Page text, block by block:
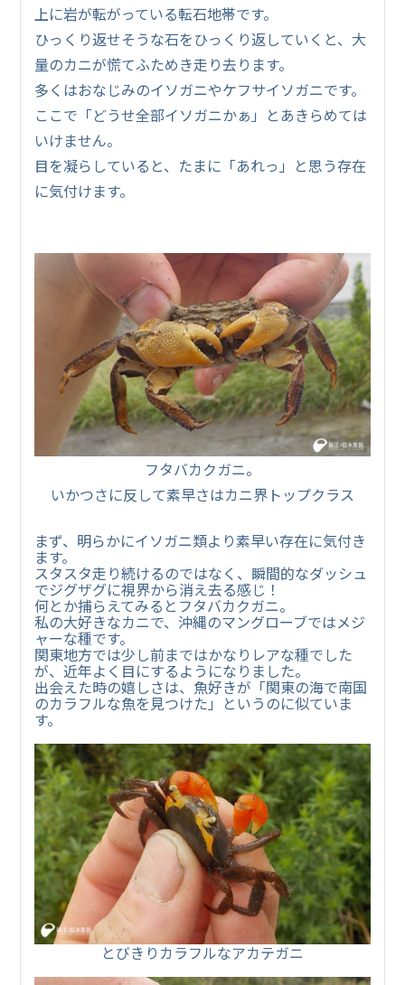
上に岩が転がっている転石地帯です。
ひっくり返せそうな石をひっくり返していくと、大
量のカニが慌てふためき走り去ります。
多くはおなじみのイソガニやケフサイソガニです。
ここで「どうせ全部イソガニかぁ」とあきらめては
いけません。
目を凝らしていると、たまに「あれっ」と思う存在
に気付けます。
フタバカクガニ。
いかつさに反して素早さはカニ界トップクラス
まず、明らかにイソガニ類より素早い存在に気付き
ます。
スタスタ走り続けるのではなく、瞬間的なダッシュ
でジグザグに視界から消え去る感じ！
何とか捕らえてみるとフタバカクガニ。
私の大好きなカニで、沖縄のマングローブではメジ
ャーな種です。
関東地方では少し前まではかなりレアな種でした
が、近年よく目にするようになりました。
出会えた時の嬉しさは、魚好きが「関東の海で南国
のカラフルな魚を見つけた」というのに似ていま
す。
とびきりカラフルなアカテガニ